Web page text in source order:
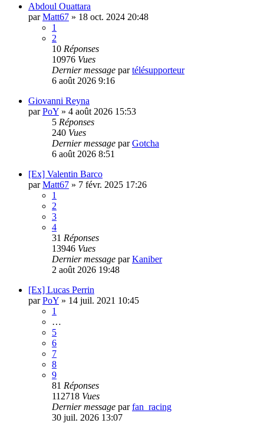
Abdoul Ouattara
parMatt67 » 18 oct. 2024 20:48
1
2
10 Réponses
10976 Vues
Dernier message partélésupporteur
6 août 2026 9:16
Giovanni Reyna
parPoY » 4 août 2026 15:53
5 Réponses
240 Vues
Dernier message parGotcha
6 août 2026 8:51
[Ex] Valentin Barco
parMatt67 » 7 févr. 2025 17:26
1
2
3
4
31 Réponses
13946 Vues
Dernier message parKaniber
2 août 2026 19:48
[Ex] Lucas Perrin
parPoY » 14 juil. 2021 10:45
1
…
5
6
7
8
9
81 Réponses
112718 Vues
Dernier message parfan_racing
30 juil. 2026 13:07